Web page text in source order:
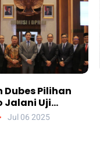
Dubes Pilihan
Jalani Uji
DPR, Siapa
Jul 06 2025